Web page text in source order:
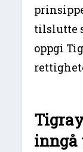
tilslutte
oppgi
inngå